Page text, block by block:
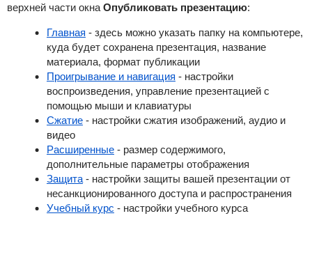
верхней части окна Опубликовать презентацию:
Главная - здесь можно указать папку на компьютере,
куда будет сохранена презентация, название
материала, формат публикации
Проигрывание и навигация - настройки
воспроизведения, управление презентацией с
помощью мыши и клавиатуры
Сжатие- настройки сжатия изображений, аудио и
видео
Расширенные- размер содержимого,
дополнительные параметры отображения
Защита- настройки защиты вашей презентации от
несанкционированного доступа и распространения
Учебный курс - настройки учебного курса